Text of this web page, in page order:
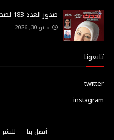
صدور العدد 183 لصحيفة الحدث الاسبوعي من لندن
مايو 30, 2026
تابعونا
twitter
instagram
أتصل بنا للنشر